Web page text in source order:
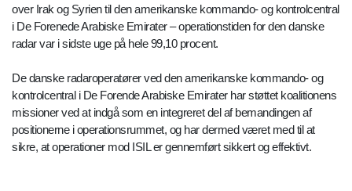
over Irak og Syrien til den amerikanske kommando- og kontrolcentral
i De Forenede Arabiske Emirater – operationstiden for den danske
radar var i sidste uge på hele 99,10 procent.
De danske radaroperatører ved den amerikanske kommando- og
kontrolcentral i De Forende Arabiske Emirater har støttet koalitionens
missioner ved at indgå som en integreret del af bemandingen af
positionerne i operationsrummet, og har dermed været med til at
sikre, at operationer mod ISIL er gennemført sikkert og effektivt.